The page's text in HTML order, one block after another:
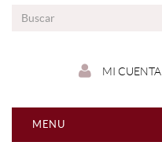
MI CUENTA
MENU